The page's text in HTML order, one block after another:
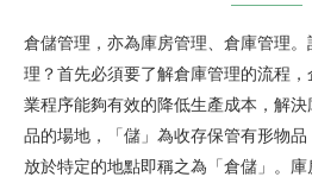
倉儲管理，亦為庫房管理、倉庫管理
理？首先必須要了解倉庫管理的流程
業程序能夠有效的降低生產成本，解
品的場地，「儲」為收存保管有形物
放於特定的地點即稱之為「倉儲」。